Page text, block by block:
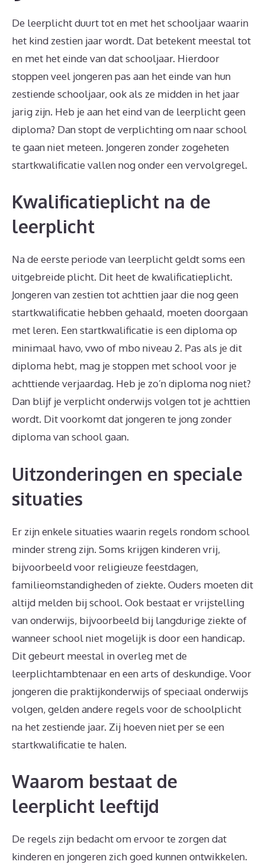
De leerplicht duurt tot en met het schooljaar waarin
het kind zestien jaar wordt. Dat betekent meestal tot
en met het einde van dat schooljaar. Hierdoor
stoppen veel jongeren pas aan het einde van hun
zestiende schooljaar, ook als ze midden in het jaar
jarig zijn. Heb je aan het eind van de leerplicht geen
diploma? Dan stopt de verplichting om naar school
te gaan niet meteen. Jongeren zonder zogeheten
startkwalificatie vallen nog onder een vervolgregel.
Kwalificatieplicht na de
leerplicht
Na de eerste periode van leerplicht geldt soms een
uitgebreide plicht. Dit heet de kwalificatieplicht.
Jongeren van zestien tot achttien jaar die nog geen
startkwalificatie hebben gehaald, moeten doorgaan
met leren. Een startkwalificatie is een diploma op
minimaal havo, vwo of mbo niveau 2. Pas als je dit
diploma hebt, mag je stoppen met school voor je
achttiende verjaardag. Heb je zo’n diploma nog niet?
Dan blijf je verplicht onderwijs volgen tot je achttien
wordt. Dit voorkomt dat jongeren te jong zonder
diploma van school gaan.
Uitzonderingen en speciale
situaties
Er zijn enkele situaties waarin regels rondom school
minder streng zijn. Soms krijgen kinderen vrij,
bijvoorbeeld voor religieuze feestdagen,
familieomstandigheden of ziekte. Ouders moeten dit
altijd melden bij school. Ook bestaat er vrijstelling
van onderwijs, bijvoorbeeld bij langdurige ziekte of
wanneer school niet mogelijk is door een handicap.
Dit gebeurt meestal in overleg met de
leerplichtambtenaar en een arts of deskundige. Voor
jongeren die praktijkonderwijs of speciaal onderwijs
volgen, gelden andere regels voor de schoolplicht
na het zestiende jaar. Zij hoeven niet per se een
startkwalificatie te halen.
Waarom bestaat de
leerplicht leeftijd
De regels zijn bedacht om ervoor te zorgen dat
kinderen en jongeren zich goed kunnen ontwikkelen.